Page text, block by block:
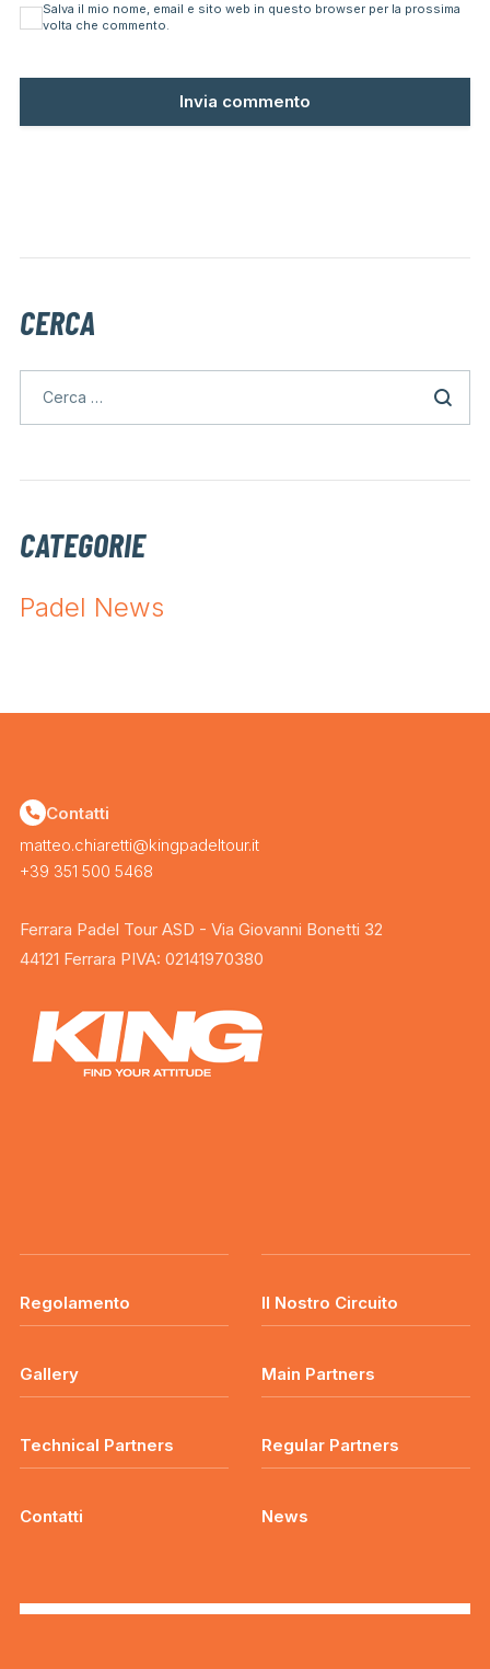
Salva il mio nome, email e sito web in questo browser per la prossima
volta che commento.
CERCA
CATEGORIE
Padel News
Contatti
matteo.chiaretti@kingpadeltour.it
+39 351 500 5468
Ferrara Padel Tour ASD - Via Giovanni Bonetti 32
44121 Ferrara PIVA: 02141970380
Regolamento Il Nostro Circuito
Gallery Main Partners
Technical Partners Regular Partners
Contatti News